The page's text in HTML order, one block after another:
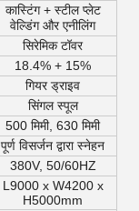
कास्टिंग + स्टील प्लेट
वेल्डिंग और एनीलिंग
सिरेमिक टॉवर
18.4% + 15%
गियर ड्राइव
सिंगल स्पूल
500 मिमी, 630 मिमी
पूर्ण विसर्जन द्वारा स्नेहन
380V, 50/60HZ
L9000 x W4200 x
H5000mm